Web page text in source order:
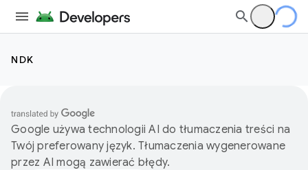
NDK
Google używa technologii AI do tłumaczenia treści na
Twój preferowany język. Tłumaczenia wygenerowane
przez AI mogą zawierać błędy.